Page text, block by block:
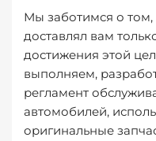
Мы заботимся о
доставлял вам
достижения этой
выполняем,
регламент
автомобилей,
оригинальные